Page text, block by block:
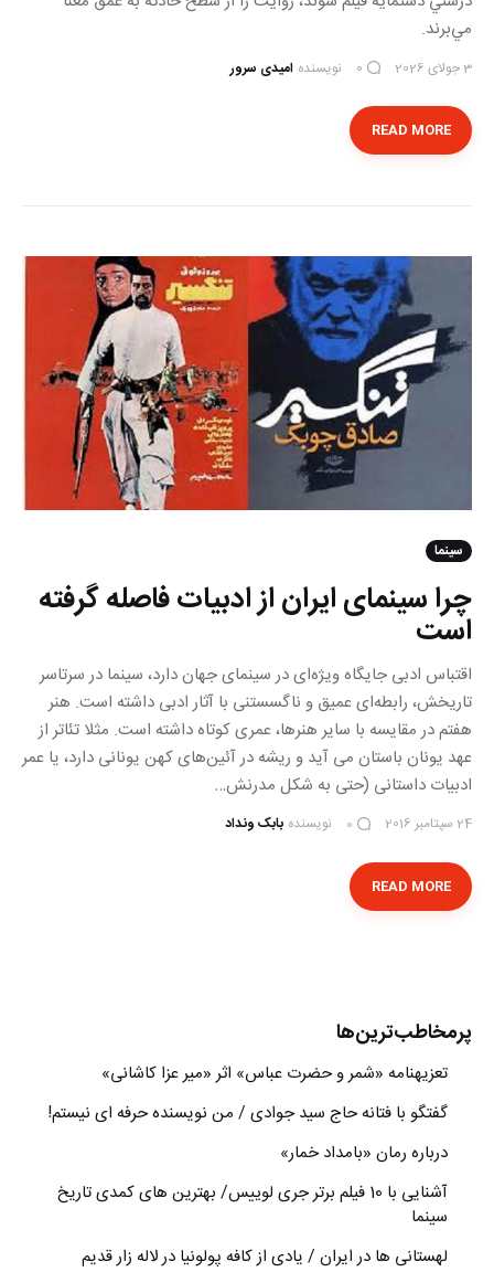
مي‌برند.
3 جولای 2026 0 نویسنده امیدی سرور
READ MORE
سینما
چرا سینمای ایران از ادبیات فاصله گرفته
است
اقتباس ادبی جایگاه ویژه‌ای در سینمای جهان دارد، سینما در سرتاسر
تاریخش، رابطه‌ای عمیق و ناگسستنی با آثار ادبی داشته است. هنر
هفتم در مقایسه با سایر هنرها، عمری کوتاه داشته است. مثلا تئاتر از
عهد یونان باستان می آید و ریشه در آئین‌های کهن یونانی دارد، یا عمر
ادبیات داستانی (حتی به شکل مدرنش…
24 سپتامبر 2016 0 نویسنده بابک ونداد
READ MORE
پرمخاطب‌ترین‌ها
تعزیه‎نامه‏ «شمر و حضرت عباس» اثر «میر عزا کاشانی»
گفتگو با فتانه حاج سید جوادی / من نویسنده حرفه ای نیستم!
درباره رمان «بامداد خمار»
آشنایی با 10 فیلم برتر جری لوییس/ بهترین های کمدی تاریخ
سینما
لهستانی ها در ایران / یادی از کافه پولونیا در لاله زار قدیم